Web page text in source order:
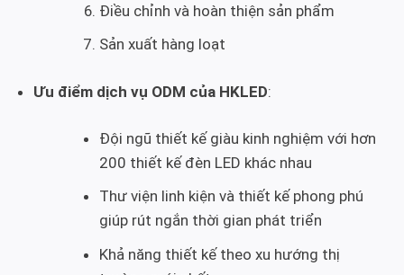
Điều chỉnh và hoàn thiện sản phẩm
Sản xuất hàng loạt
Ưu điểm dịch vụ ODM của HKLED:
Đội ngũ thiết kế giàu kinh nghiệm với hơn
200 thiết kế đèn LED khác nhau
Thư viện linh kiện và thiết kế phong phú
giúp rút ngắn thời gian phát triển
Khả năng thiết kế theo xu hướng thị